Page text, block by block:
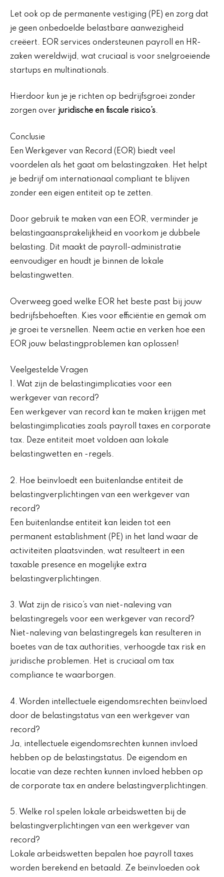
Let ook op de permanente vestiging (PE) en zorg dat
je geen onbedoelde belastbare aanwezigheid
creëert. EOR services ondersteunen payroll en HR-
zaken wereldwijd, wat cruciaal is voor snelgroeiende
startups en multinationals.
Hierdoor kun je je richten op bedrijfsgroei zonder
zorgen over juridische en fiscale risico’s.
Conclusie
Een Werkgever van Record (EOR) biedt veel
voordelen als het gaat om belastingzaken. Het helpt
je bedrijf om internationaal compliant te blijven
zonder een eigen entiteit op te zetten.
Door gebruik te maken van een EOR, verminder je
belastingaansprakelijkheid en voorkom je dubbele
belasting. Dit maakt de payroll-administratie
eenvoudiger en houdt je binnen de lokale
belastingwetten.
Overweeg goed welke EOR het beste past bij jouw
bedrijfsbehoeften. Kies voor efficiëntie en gemak om
je groei te versnellen. Neem actie en verken hoe een
EOR jouw belastingproblemen kan oplossen!
Veelgestelde Vragen
1. Wat zijn de belastingimplicaties voor een
werkgever van record?
Een werkgever van record kan te maken krijgen met
belastingimplicaties zoals payroll taxes en corporate
tax. Deze entiteit moet voldoen aan lokale
belastingwetten en -regels.
2. Hoe beïnvloedt een buitenlandse entiteit de
belastingverplichtingen van een werkgever van
record?
Een buitenlandse entiteit kan leiden tot een
permanent establishment (PE) in het land waar de
activiteiten plaatsvinden, wat resulteert in een
taxable presence en mogelijke extra
belastingverplichtingen.
3. Wat zijn de risico’s van niet-naleving van
belastingregels voor een werkgever van record?
Niet-naleving van belastingregels kan resulteren in
boetes van de tax authorities, verhoogde tax risk en
juridische problemen. Het is cruciaal om tax
compliance te waarborgen.
4. Worden intellectuele eigendomsrechten beïnvloed
door de belastingstatus van een werkgever van
record?
Ja, intellectuele eigendomsrechten kunnen invloed
hebben op de belastingstatus. De eigendom en
locatie van deze rechten kunnen invloed hebben op
de corporate tax en andere belastingverplichtingen.
5. Welke rol spelen lokale arbeidswetten bij de
belastingverplichtingen van een werkgever van
record?
Lokale arbeidswetten bepalen hoe payroll taxes
worden berekend en betaald. Ze beïnvloeden ook